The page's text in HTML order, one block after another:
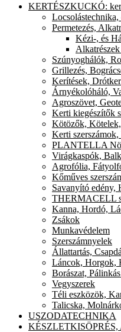
KERTÉSZKUCKÓ:
Locsolástechnika,
Permetezés,
Kézi-, és
Szúnyoghálók,
Grillezés,
Kerítések,
Árnyékolóháló,
Agroszövet,
Kerti kiegészítők
Kötözők,
Kerti szerszámok,
PLANTELLA
Virágkaspók,
Agrofólia,
Kőműves
Savanyító edény,
THERMACELL
Kanna, Hordó,
Zsákok
Munkavédelem
Szerszámnyelek
Állattartás,
Láncok, Horgok,
Borászat,
Vegyszerek
Téli eszközök,
Talicska,
USZODATECHNIKA